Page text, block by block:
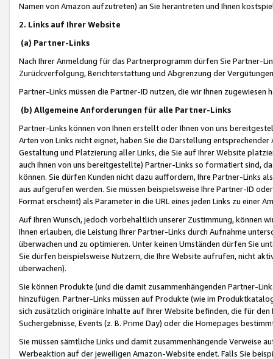
Namen von Amazon aufzutreten) an Sie herantreten und Ihnen
2. Links auf Ihrer Website
(a) Partner-Links
Nach Ihrer Anmeldung für das Partnerprogramm dürfen Sie Partner-
Zurückverfolgung, Berichterstattung und Abgrenzung der
Partner-Links müssen die Partner-ID nutzen, die wir Ihnen zugewiesen
(b) Allgemeine Anforderungen für alle Partner-Links
Partner-Links können von Ihnen erstellt oder Ihnen von uns
Arten von Links nicht eignet, haben Sie die Darstellung
Gestaltung und Platzierung aller Links, die Sie auf Ihrer Website
auch Ihnen von uns bereitgestellte) Partner-Links so formatiert sind,
können. Sie dürfen Kunden nicht dazu auffordern, Ihre Partner-Links
aus aufgerufen werden. Sie müssen beispielsweise Ihre Partner-ID
Format erscheint) als Parameter in die URL eines jeden Links zu einer
Auf Ihren Wunsch, jedoch vorbehaltlich unserer Zustimmung, können
Ihnen erlauben, die Leistung Ihrer Partner-Links durch Aufnahme
überwachen und zu optimieren. Unter keinen Umständen dürfen Sie
Sie dürfen beispielsweise Nutzern, die Ihre Website aufrufen, nicht
überwachen).
Sie können Produkte (und die damit zusammenhängenden Partner-
hinzufügen. Partner-Links müssen auf Produkte (wie im
sich zusätzlich originäre Inhalte auf Ihrer Website befinden, die für
Suchergebnisse, Events (z. B. Prime Day) oder die Homepages
Sie müssen sämtliche Links und damit zusammenhängende
Werbeaktion auf der jeweiligen Amazon-Website endet. Falls Sie